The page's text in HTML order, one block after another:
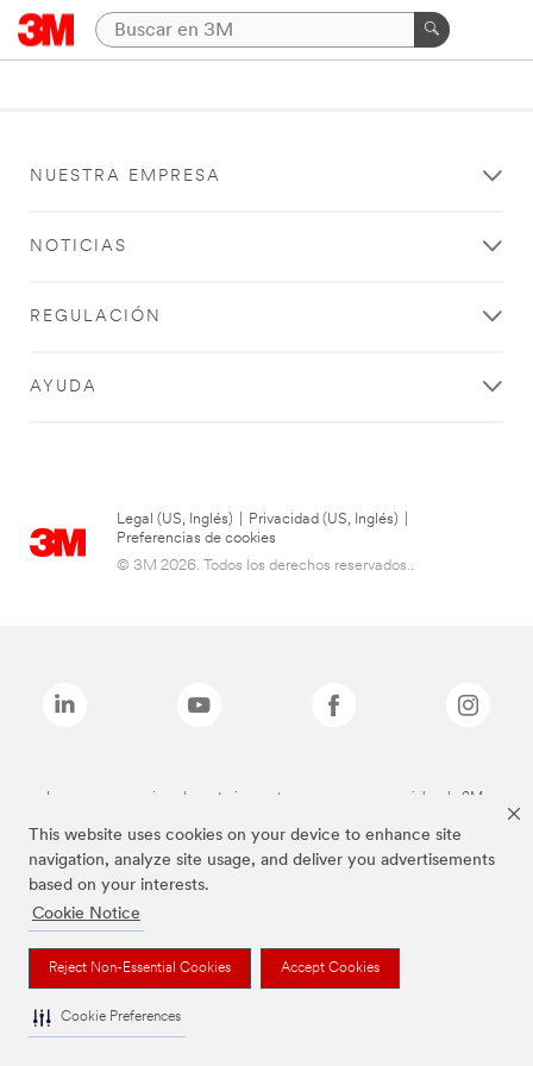
This website uses cookies on your device to enhance site
navigation, analyze site usage, and deliver you advertisements
based on your interests.
Cookie Notice
Reject Non-Essential Cookies Accept Cookies
Cookie Preferences
NUESTRA EMPRESA
NOTICIAS
REGULACIÓN
AYUDA
Legal (US, Inglés) Privacidad (US, Inglés)
Preferencias de cookies
© 3M 2026. Todos los derechos reservados..
Las marcas mencionadas anteriormente son marcas comerciales de 3M.